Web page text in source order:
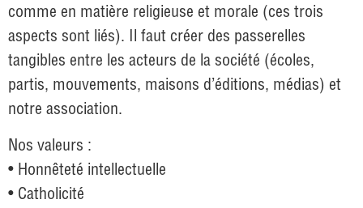
comme en matière religieuse et morale (ces trois
aspects sont liés). Il faut créer des passerelles
tangibles entre les acteurs de la société (écoles,
partis, mouvements, maisons d’éditions, médias) et
notre association.
Nos valeurs :
• Honnêteté intellectuelle
• Catholicité